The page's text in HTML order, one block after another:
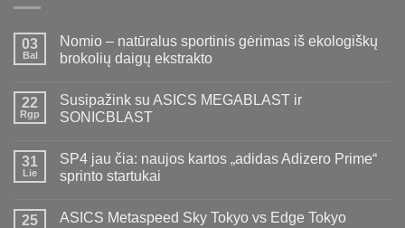
03
Bal
Nomio – natūralus sportinis gėrimas iš ekologiškų
brokolių daigų ekstrakto
22
Rgp
Susipažink su ASICS MEGABLAST ir
SONICBLAST
31
Lie
SP4 jau čia: naujos kartos „adidas Adizero Prime“
sprinto startukai
25 ASICS Metaspeed Sky Tokyo vs Edge Tokyo